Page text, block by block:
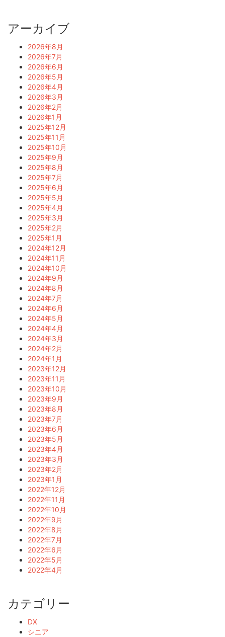
アーカイブ
2026年8月
2026年7月
2026年6月
2026年5月
2026年4月
2026年3月
2026年2月
2026年1月
2025年12月
2025年11月
2025年10月
2025年9月
2025年8月
2025年7月
2025年6月
2025年5月
2025年4月
2025年3月
2025年2月
2025年1月
2024年12月
2024年11月
2024年10月
2024年9月
2024年8月
2024年7月
2024年6月
2024年5月
2024年4月
2024年3月
2024年2月
2024年1月
2023年12月
2023年11月
2023年10月
2023年9月
2023年8月
2023年7月
2023年6月
2023年5月
2023年4月
2023年3月
2023年2月
2023年1月
2022年12月
2022年11月
2022年10月
2022年9月
2022年8月
2022年7月
2022年6月
2022年5月
2022年4月
カテゴリー
DX
シニア